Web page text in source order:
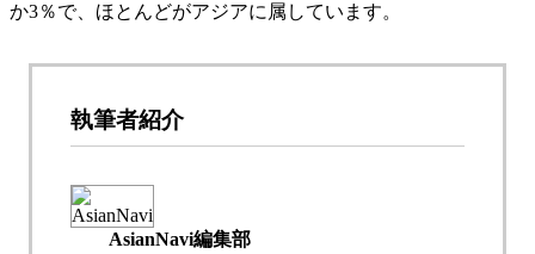
か3％で、ほとんどがアジアに属しています。
執筆者紹介
AsianNavi編集部